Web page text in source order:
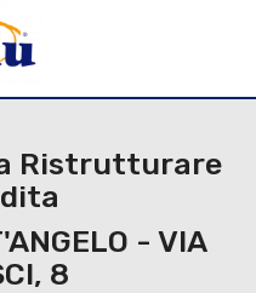
Ristrutturare
- VIA
8